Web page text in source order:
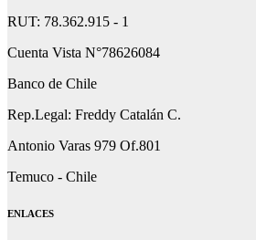
RUT: 78.362.915 - 1
Cuenta Vista N°78626084
Banco de Chile
Rep.Legal: Freddy Catalán C.
Antonio Varas 979 Of.801
Temuco - Chile
ENLACES